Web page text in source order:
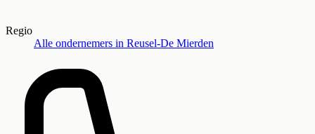
Regio
Alle ondernemers in Reusel-De Mierden